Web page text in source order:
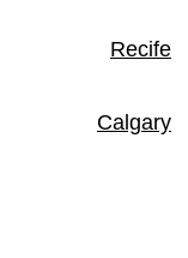
Recife
Calgary